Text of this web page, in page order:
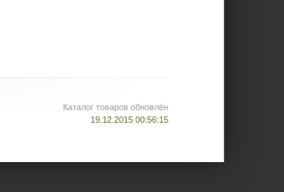
Каталог товаров обновлён
19.12.2015 00:56:15